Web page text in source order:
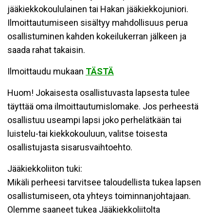
jääkiekkokoululainen tai Hakan jääkiekkojuniori.
Ilmoittautumiseen sisältyy mahdollisuus perua
osallistuminen kahden kokeilukerran jälkeen ja
saada rahat takaisin.
Ilmoittaudu mukaan TÄSTÄ
Huom! Jokaisesta osallistuvasta lapsesta tulee
täyttää oma ilmoittautumislomake. Jos perheestä
osallistuu useampi lapsi joko perhelätkään tai
luistelu-tai kiekkokouluun, valitse toisesta
osallistujasta sisarusvaihtoehto.
Jääkiekkoliiton tuki:
Mikäli perheesi tarvitsee taloudellista tukea lapsen
osallistumiseen, ota yhteys toiminnanjohtajaan.
Olemme saaneet tukea Jääkiekkoliitolta